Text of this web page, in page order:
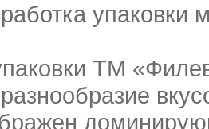
упаковки
ТМ